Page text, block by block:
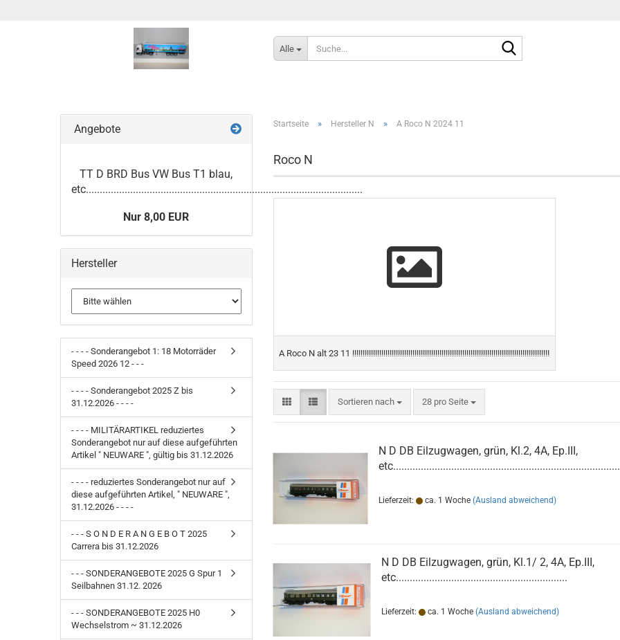
Alle
Startseite » Hersteller N » A Roco N 2024 11
Roco N
A Roco N alt 23 11 !!!!!!!!!!!!!!!!!!!!!!!!!!!!!!!!!!!!!!!!!!!!!!!!!!!!!!!!!!!!!!!!!!!!!!!!!!!!!!!!!!!!!!!!!!!!!!!
Sortieren nach
Sortieren nach 28 pro Seite
pro Seite
N D DB Eilzugwagen, grün, Kl.2, 4A, Ep.III,
Lieferzeit: ca. 1 Woche (Ausland abweichend)
N D DB Eilzugwagen, grün, Kl.1/ 2, 4A, Ep.III,
etc..............................................................
Lieferzeit: ca. 1 Woche (Ausland abweichend)
Angebote
TT D BRD Bus VW Bus T1 blau,
etc....................................................................................................
Nur 8,00 EUR
Hersteller
- - - - Sonderangebot 1: 18 Motorräder
Speed 2026 12 - - -
- - - - Sonderangebot 2025 Z bis
31.12.2026 - - - -
- - - - MILITÄRARTIKEL reduziertes
Sonderangebot nur auf diese aufgeführten
Artikel " NEUWARE ", gültig bis 31.12.2026
- - - - reduziertes Sonderangebot nur auf
diese aufgeführten Artikel, " NEUWARE ",
31.12.2026 - - - -
- - - S O N D E R A N G E B O T 2025
Carrera bis 31.12.2026
- - - SONDERANGEBOTE 2025 G Spur 1
Seilbahnen 31.12. 2026
- - - SONDERANGEBOTE 2025 H0
Wechselstrom ~ 31.12.2026